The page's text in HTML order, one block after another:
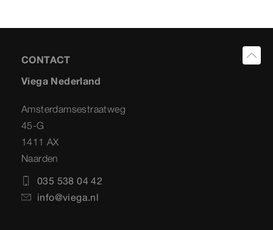
CONTACT
Viega Nederland
Amsterdamsestraatweg
45-G
1411 AX
Naarden
035 538 04 42
info@viega.nl